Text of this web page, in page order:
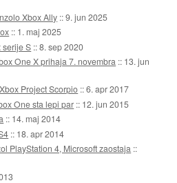
Xbox Ally ::9. jun 2025
:: 1. maj 2025
serije S ::8. sep 2020
One X prihaja 7. novembra :: 13. jun
Project Scorpio ::6. apr 2017
One sta lepi par :: 12. jun 2015
:: 14. maj 2014
:: 18. apr 2014
PlayStation 4, Microsoft zaostaja ::